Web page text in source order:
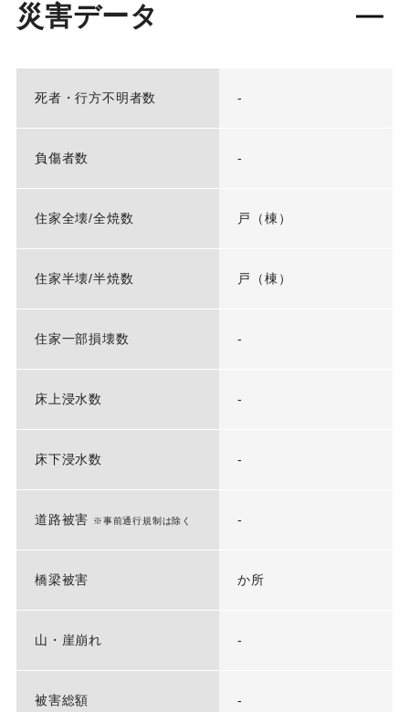
災害データ
死者・行方不明者数 -
負傷者数 -
住家全壊/全焼数 戸（棟）
住家半壊/半焼数 戸（棟）
住家一部損壊数 -
床上浸水数 -
床下浸水数 -
道路被害 ※事前通行規制は除く -
橋梁被害 か所
山・崖崩れ -
被害総額 -